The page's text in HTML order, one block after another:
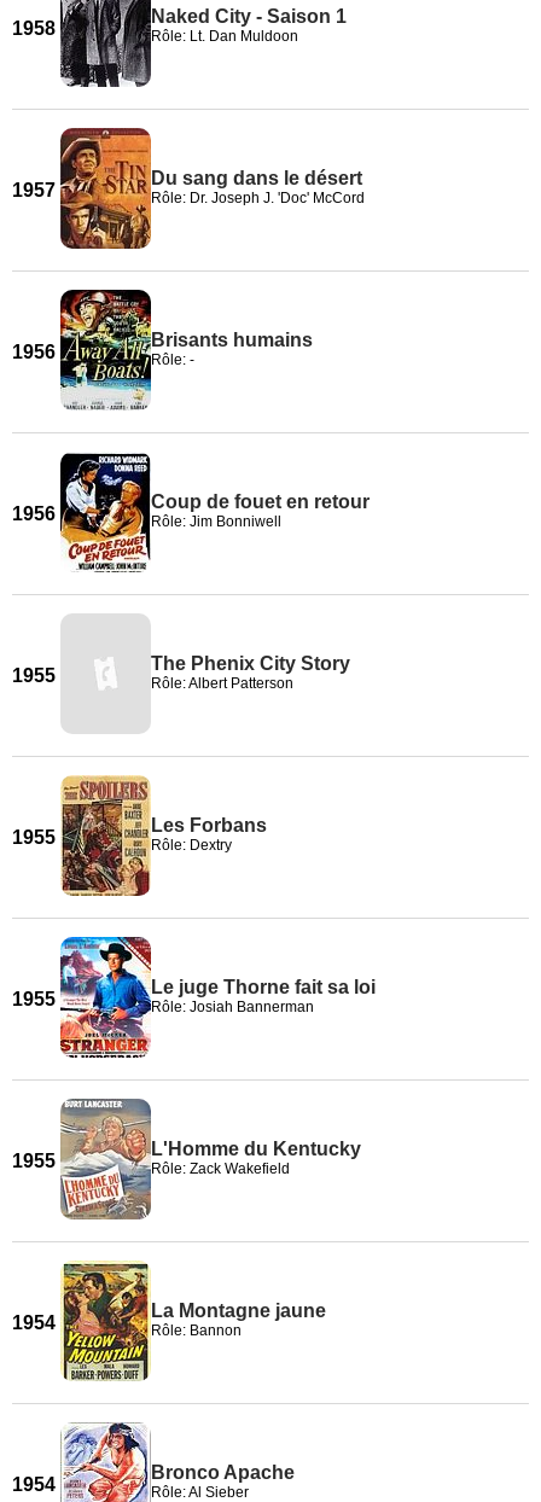
1958
Naked City - Saison 1
Rôle: Lt. Dan Muldoon
1957
Du sang dans le désert
Rôle: Dr. Joseph J. 'Doc' McCord
1956
Brisants humains
Rôle: -
1956
Coup de fouet en retour
Rôle: Jim Bonniwell
1955
The Phenix City Story
Rôle: Albert Patterson
1955
Les Forbans
Rôle: Dextry
1955
Le juge Thorne fait sa loi
Rôle: Josiah Bannerman
1955
L'Homme du Kentucky
Rôle: Zack Wakefield
1954
La Montagne jaune
Rôle: Bannon
1954
Bronco Apache
Rôle: Al Sieber